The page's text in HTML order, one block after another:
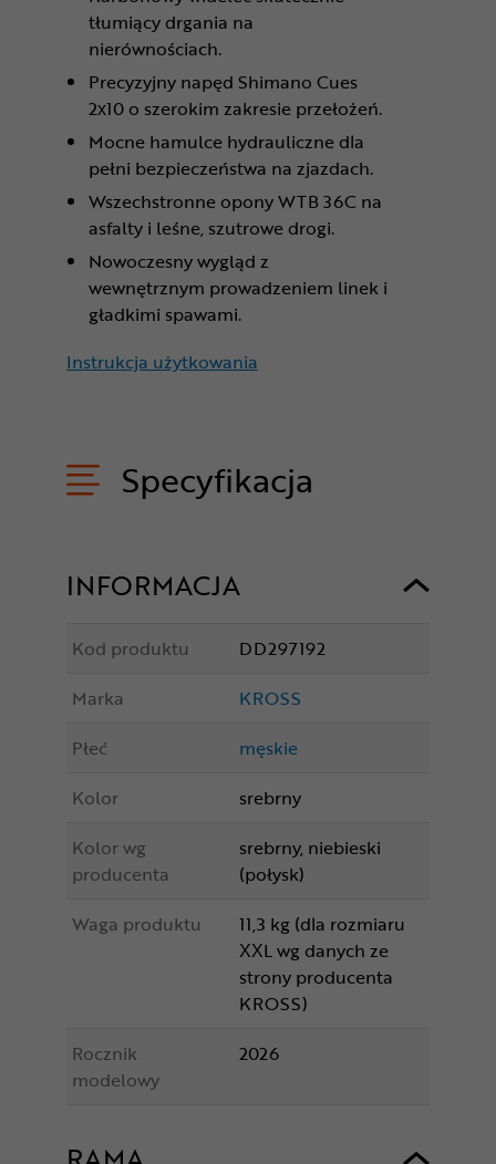
tłumiący drgania na
nierównościach.
Precyzyjny napęd Shimano Cues
2x10 o szerokim zakresie przełożeń.
Mocne hamulce hydrauliczne dla
pełni bezpieczeństwa na zjazdach.
Wszechstronne opony WTB 36C na
asfalty i leśne, szutrowe drogi.
Nowoczesny wygląd z
wewnętrznym prowadzeniem linek i
gładkimi spawami.
Instrukcja użytkowania
Specyfikacja
INFORMACJA
Kod produktu
DD297192
Marka
KROSS
Płeć
męskie
Kolor
srebrny
Kolor wg
producenta
srebrny, niebieski
(połysk)
Waga produktu
11,3 kg (dla rozmiaru
XXL wg danych ze
strony producenta
KROSS)
Rocznik
modelowy
2026